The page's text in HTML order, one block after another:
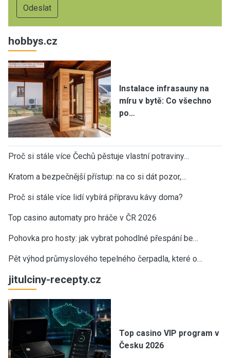
hobbys.cz
Instalace infrasauny na
míru v bytě: Co všechno
po…
Proč si stále více Čechů pěstuje vlastní potraviny…
Kratom a bezpečnější přístup: na co si dát pozor,…
Proč si stále více lidí vybírá přípravu kávy doma?
Top casino automaty pro hráče v ČR 2026
Pohovka pro hosty: jak vybrat pohodlné přespání be…
Pět výhod průmyslového tepelného čerpadla, které o…
jitulciny-recepty.cz
Top casino VIP program v
Česku 2026